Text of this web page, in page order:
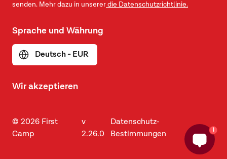
senden. Mehr dazu in unserer die Datenschutzrichtlinie.
Sprache und Währung
Deutsch - EUR
Wir akzeptieren
© 2026 First
Camp
v
2.26.0
Datenschutz-
Bestimmungen
1